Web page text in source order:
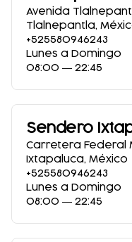
Avenida
Tlalnepantla,
+525580946243
Lunes a Domingo
08:00 ― 22:45
Sendero
Carretera Federal
Ixtapaluca, México
+525580946243
Lunes a Domingo
08:00 ― 22:45